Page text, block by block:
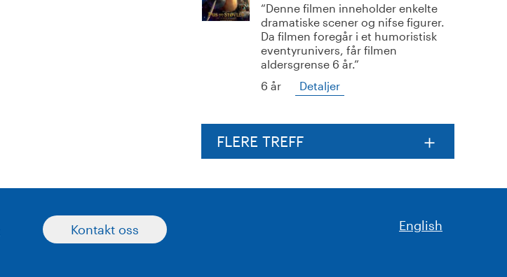
Denne filmen inneholder enkelte
dramatiske scener og nifse figurer.
Da filmen foregår i et humoristisk
eventyrunivers, får filmen
aldersgrense 6 år.
6 år
Detaljer
FLERE TREFF
Kontakt oss English